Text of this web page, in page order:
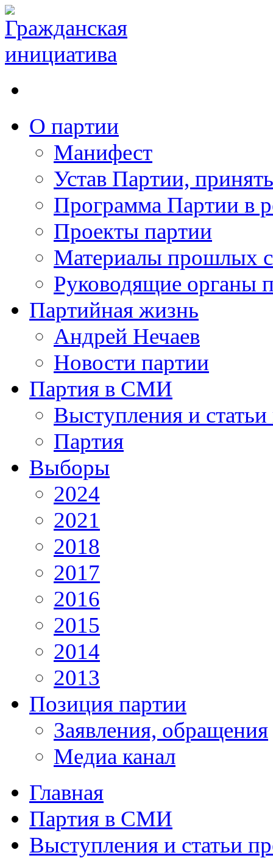
О партии
Манифест
Устав Партии,
Программа Партии в
Проекты партии
Материалы прошлых
Руководящие органы
Партийная жизнь
Андрей Нечаев
Новости партии
Партия в СМИ
Выступления и
Партия
Выборы
2024
2021
2018
2017
2016
2015
2014
2013
Позиция партии
Заявления, обращения
Медиа канал
Главная
Партия в СМИ
Выступления и статьи